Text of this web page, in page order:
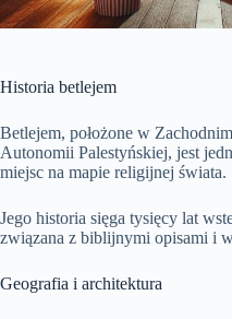
Historia betlejem
Betlejem, położone w
Autonomii Palestyńskiej, jest
miejsc na mapie religijnej świata.
Jego historia sięga tysięcy lat
związana z biblijnymi opisami i
Geografia i architektura